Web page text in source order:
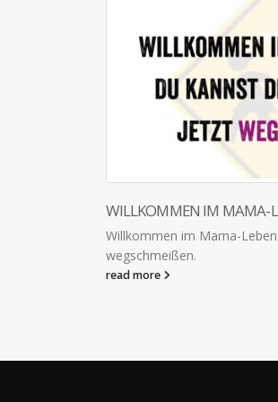
STERNENHIMMEL
Ich gehöre zu den
schöner finden als eine
read more